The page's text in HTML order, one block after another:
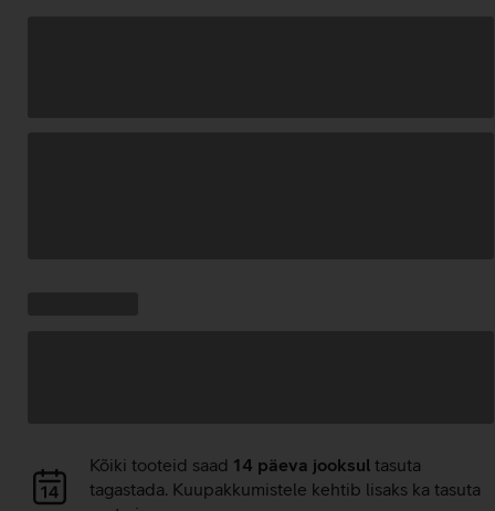
Andmete
laadimine
Kõiki tooteid saad 14 päeva jooksul tasuta
tagastada. Kuupakkumistele kehtib lisaks ka tasuta